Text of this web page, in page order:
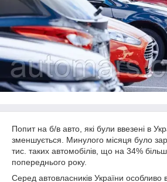
Попит на б/в авто, які були ввезені в
зменшується. Минулого місяця було
тис. таких автомобілів, що на 34%
попереднього року.
Серед автовласників України особливо